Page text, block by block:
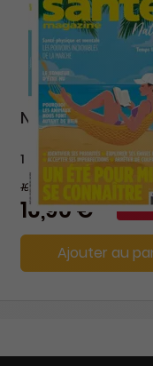
Naturissime
1 an
19,60 €
16,90 € -
Ajouter au